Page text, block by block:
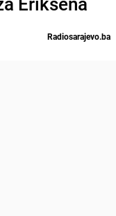
Radiosarajevo.ba